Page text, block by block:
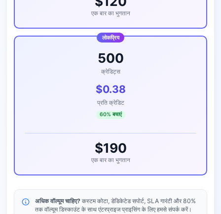
एक बार का भुगतान
लोकप्रिय
500
क्रेडिट्स
$0.38
प्रति क्रेडिट
60% बचाएं
$190
एक बार का भुगतान
अधिक वॉल्यूम चाहिए? कस्टम कोटा, डेडिकेटेड सपोर्ट, SLA गारंटी और 80%
तक वॉल्यूम डिस्काउंट के साथ एंटरप्राइज प्राइसिंग के लिए हमसे संपर्क करें।